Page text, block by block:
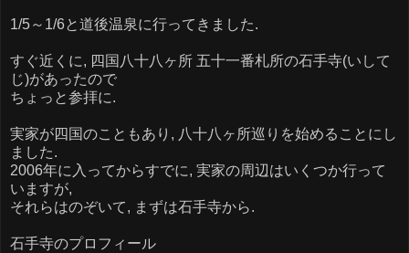
1/5～1/6と道後温泉に行ってきました.
すぐ近くに, 四国八十八ヶ所 五十一番札所の石手寺(いして
じ)があったので
ちょっと参拝に.
実家が四国のこともあり, 八十八ヶ所巡りを始めることにし
ました.
2006年に入ってからすでに, 実家の周辺はいくつか行って
いますが,
それらはのぞいて, まずは石手寺から.
石手寺のプロフィール